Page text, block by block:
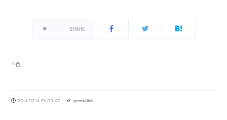
SHARE
色
2014.02.14 Fri 09:47 permalink